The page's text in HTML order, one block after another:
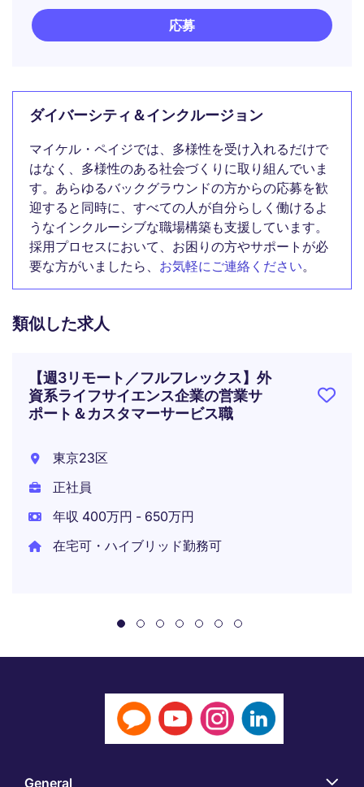
応募
ダイバーシティ＆インクルージョン
マイケル・ペイジでは、多様性を受け入れるだけで
はなく、多様性のある社会づくりに取り組んでいま
す。あらゆるバックグラウンドの方からの応募を歓
迎すると同時に、すべての人が自分らしく働けるよ
うなインクルーシブな職場構築も支援しています。
採用プロセスにおいて、お困りの方やサポートが必
要な方がいましたら、 お気軽にご連絡ください。
類似した求人
【週3リモート／フルフレックス】外
資系ライフサイエンス企業の営業サ
ポート＆カスタマーサービス職
東京23区
正社員
年収 400万円 - 650万円
在宅可・ハイブリッド勤務可
General